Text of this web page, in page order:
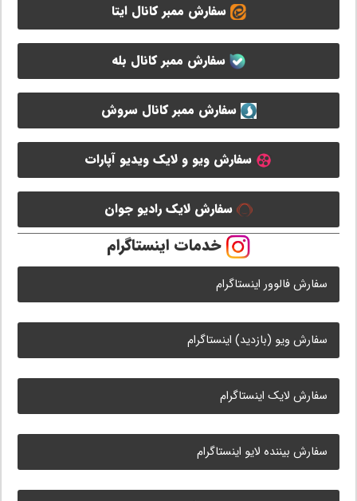
سفارش ممبر کانال ایتا
سفارش ممبر کانال بله
سفارش ممبر کانال سروش
سفارش ویو و لایک ویدیو آپارات
سفارش لایک رادیو جوان
خدمات اینستاگرام
سفارش فالوور اینستاگرام
سفارش ویو (بازدید) اینستاگرام
سفارش لایک اینستاگرام
سفارش بیننده لایو اینستاگرام